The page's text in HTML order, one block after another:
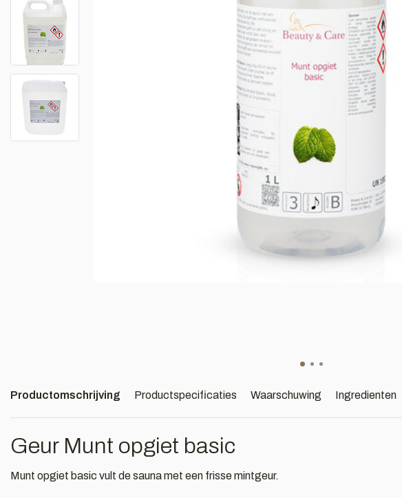
Productomschrijving Productspecificaties Waarschuwing Ingredienten
Geur Munt opgiet basic
Munt opgiet basic vult de sauna met een frisse mintgeur.